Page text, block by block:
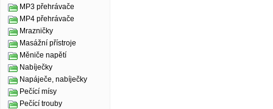
MP3 přehrávače
MP4 přehrávače
Mrazničky
Masážní přístroje
Měniče napětí
Nabíječky
Napáječe, nabíječky
Pečící mísy
Pečící trouby